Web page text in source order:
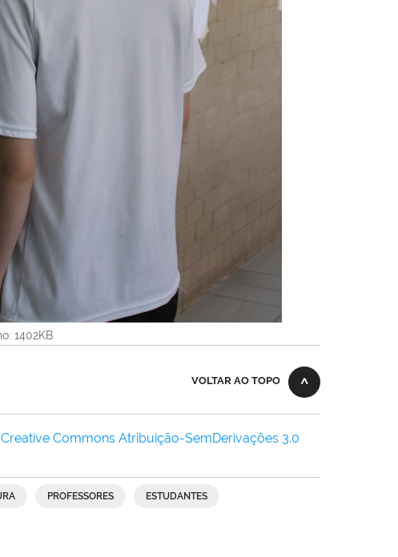
: 1402KB
VOLTAR AO TOPO
Creative Commons Atribuição-SemDerivações 3.0
PROFESSORES ESTUDANTES